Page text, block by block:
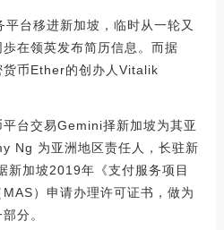
台移进新加坡，临时从一轮又
在领英发布简历信息。而据
币Ether的创办人Vitalik
台交易Gemini择新加坡为其亚
Ng 为亚洲地区责任人，长驻新
新加坡2019年《支付服务项目
）申请办理许可证书，做为
分。